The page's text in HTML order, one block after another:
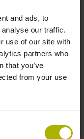
and ads, to
our traffic.
use of our site with
partners who
that you’ve
from your use